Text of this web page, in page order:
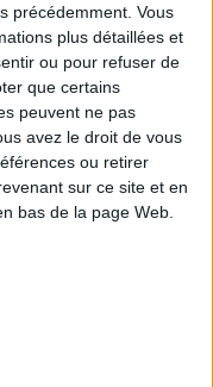
précédemment. Vous
plus détaillées et
ou pour refuser de
que certains
peuvent ne pas
avez le droit de vous
ou retirer
sur ce site et en
bas de la page Web.
des féculents ?
08/2026